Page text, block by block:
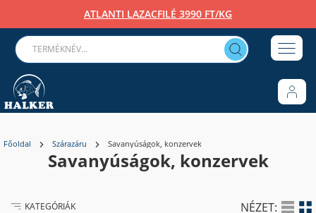
ATLANTI LAZACFILÉ 3990 FT/KG
Főoldal Szárazáru Savanyúságok, konzervek
Savanyúságok, konzervek
KATEGÓRIÁK NÉZET: